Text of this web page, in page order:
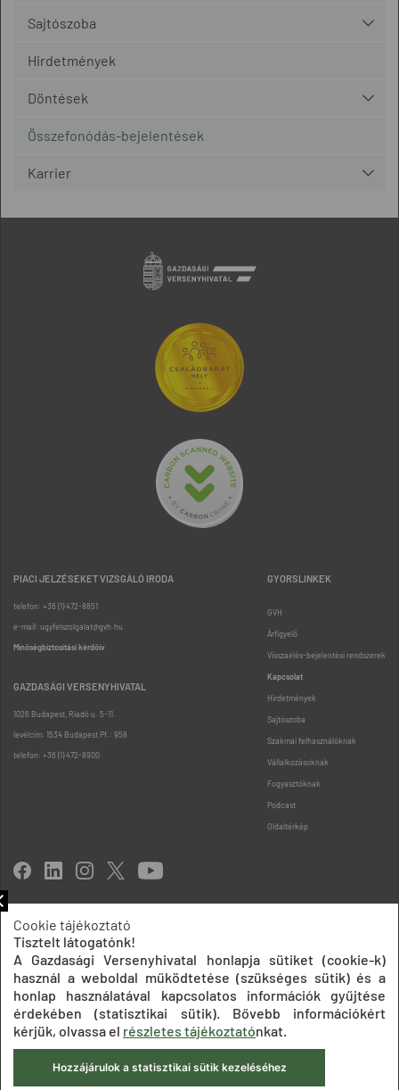
Sajtószoba
Hirdetmények
Döntések
Összefonódás-bejelentések
Karrier
PIACI JELZÉSEKET VIZSGÁLÓ IRODA
telefon: +36 (1) 472-8851
e-mail: ugyfelszolgalat@gvh.hu
Minőségbiztosítási kérdőív
GAZDASÁGI VERSENYHIVATAL
1026 Budapest, Riadó u. 5-11.
levélcím: 1534 Budapest Pf.: 958
telefon: +36 (1) 472-8900
GYORSLINKEK
GVH
Árfigyelő
Visszaélés-bejelentési rendszerek
Kapcsolat
Hirdetmények
Sajtószoba
Szakmai felhasználóknak
Vállalkozásoknak
Fogyasztóknak
Podcast
Oldaltérkép
Impresszum Adatkezelési tájékoztatók
Közadatkereső
Süti beállítások ÁSZF
© 2020 Gazdasági Versenyhivatal
Cookie tájékoztató
Tisztelt látogatónk!
A Gazdasági Versenyhivatal honlapja sütiket (cookie-k)
használ a weboldal működtetése (szükséges sütik) és a
honlap használatával kapcsolatos információk gyűjtése
érdekében (statisztikai sütik). Bővebb információkért
kérjük, olvassa el részletes tájékoztatónkat.
Hozzájárulok a statisztikai sütik kezeléséhez